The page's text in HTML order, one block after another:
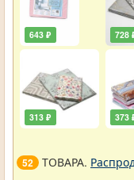
643 ₽
313 ₽
728
373
52 ТОВАРА.